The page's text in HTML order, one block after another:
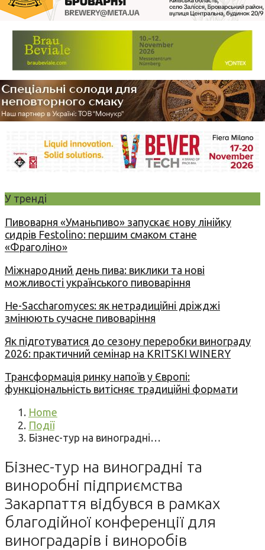
У тренді
Пивоварня «Уманьпиво» запускає нову лінійку
сидрів Festolino: першим смаком стане
«Фраголіно»
Міжнародний день пива: виклики та нові
можливості українського пивоваріння
Не-Saccharomyces: як нетрадиційні дріжджі
змінюють сучасне пивоваріння
Як підготуватися до сезону переробки винограду
2026: практичний семінар на KRITSKI WINERY
Трансформація ринку напоїв у Європі:
функціональність витісняє традиційні формати
Home
Події
Бізнес-тур на виноградні…
Бізнес-тур на виноградні та
виноробні підприємства
Закарпаття відбувся в рамках
благодійної конференції для
виноградарів і виноробів